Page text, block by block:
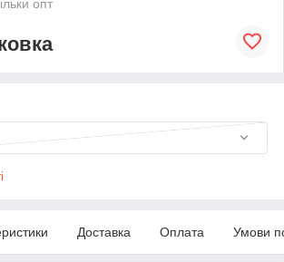
опт
Доставка Оплата Умови